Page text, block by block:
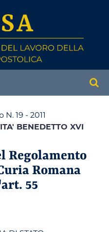
19 - 2011
BENEDETTO XVI
Regolamento
Romana
55